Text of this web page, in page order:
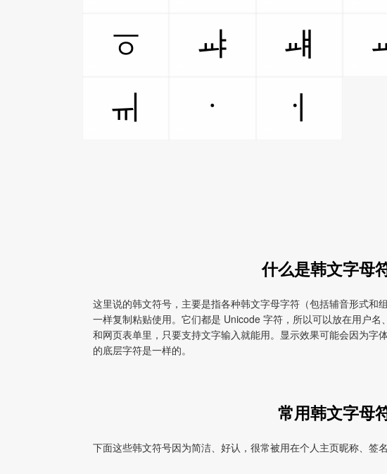
ㆆ
ㆇ ㆈ
ㆌ
ㆍ ㆎ
什么是韩文字母
这里说的韩文符号，主要是指各种韩文字母字符（包括辅音形式和
一样复制粘贴使用。它们都是 Unicode 字符，所以可以放在用户名
和网页表单里，只要支持文字输入就能用。显示效果可能会因为字
的底层字符是一样的。
常用韩文字母
下面这些韩文符号因为简洁、好认，很常被用在个人主页昵称、签